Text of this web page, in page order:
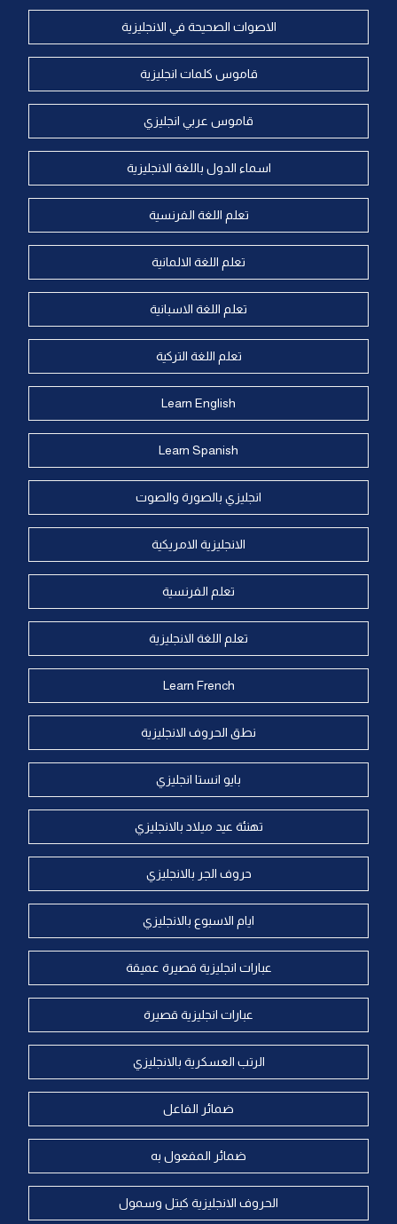
الاصوات الصحيحة في الانجليزية
قاموس كلمات انجليزية
قاموس عربي انجليزي
اسماء الدول باللغة الانجليزية
تعلم اللغة الفرنسية
تعلم اللغة الالمانية
تعلم اللغة الاسبانية
تعلم اللغة التركية
Learn English
Learn Spanish
انجليزي بالصورة والصوت
الانجليزية الامريكية
تعلم الفرنسية
تعلم اللغة الانجليزية
Learn French
نطق الحروف الانجليزية
بايو انستا انجليزي
تهنئة عيد ميلاد بالانجليزي
حروف الجر بالانجليزي
ايام الاسبوع بالانجليزي
عبارات انجليزية قصيرة عميقة
عبارات انجليزية قصيرة
الرتب العسكرية بالانجليزي
ضمائر الفاعل
ضمائر المفعول به
الحروف الانجليزية كبتل وسمول